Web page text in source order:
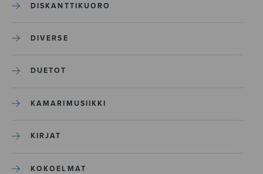
DISKANTTIKUORO
DIVERSE
DUETOT
KAMARIMUSIIKKI
KIRJAT
KOKOELMAT